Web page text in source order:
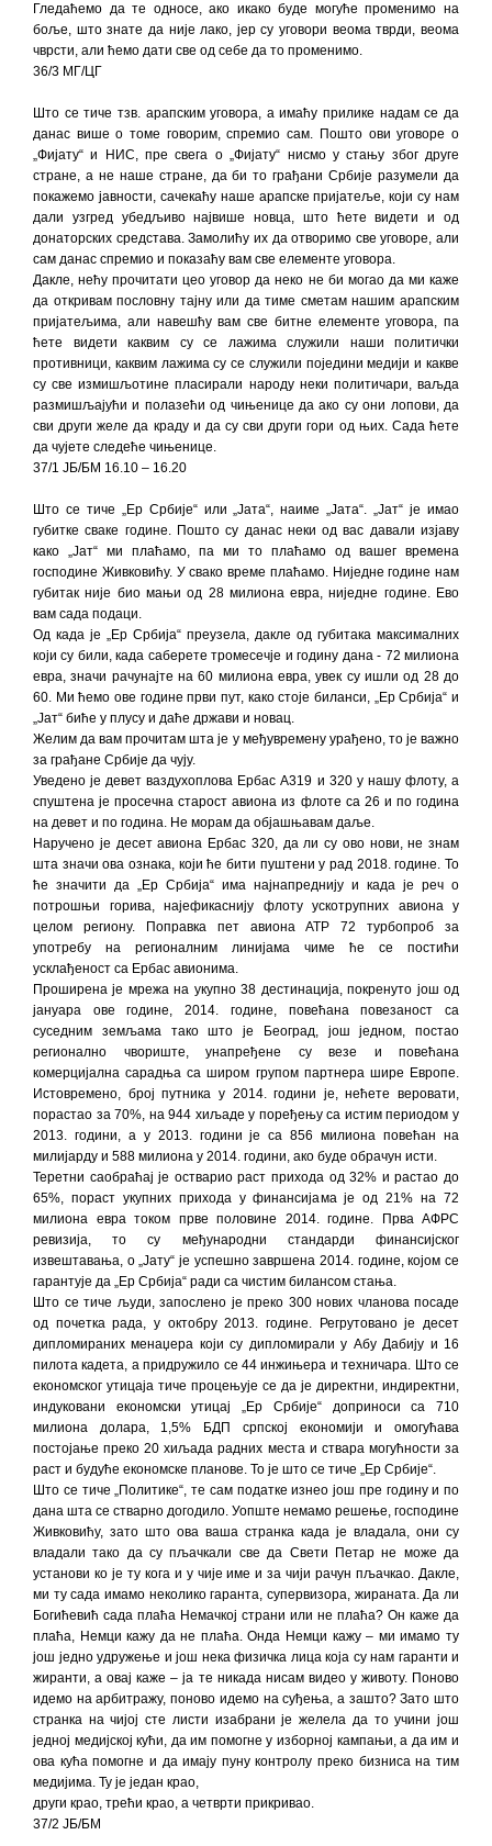
Гледаћемо да те односе, ако икако буде могуће променимо на
боље, што знате да није лако, јер су уговори веома тврди, веома
чврсти, али ћемо дати све од себе да то променимо.
36/3 МГ/ЦГ
Што се тиче тзв. арапским уговора, а имаћу прилике надам се да
данас више о томе говорим, спремио сам. Пошто ови уговоре о
„Фијату“ и НИС, пре свега о „Фијату“ нисмо у стању због друге
стране, а не наше стране, да би то грађани Србије разумели да
покажемо јавности, сачекаћу наше арапске пријатеље, који су нам
дали узгред убедљиво највише новца, што ћете видети и од
донаторских средстава. Замолићу их да отворимо све уговоре, али
сам данас спремио и показаћу вам све елементе уговора.
Дакле, нећу прочитати цео уговор да неко не би могао да ми каже
да откривам пословну тајну или да тиме сметам нашим арапским
пријатељима, али навешћу вам све битне елементе уговора, па
ћете видети каквим су се лажима служили наши политички
противници, каквим лажима су се служили поједини медији и какве
су све измишљотине пласирали народу неки политичари, ваљда
размишљајући и полазећи од чињенице да ако су они лопови, да
сви други желе да краду и да су сви други гори од њих. Сада ћете
да чујете следеће чињенице.
37/1 ЈБ/БМ 16.10 – 16.20
Што се тиче „Ер Србије“ или „Јата“, наиме „Јата“. „Јат“ је имао
губитке сваке године. Пошто су данас неки од вас давали изјаву
како „Јат“ ми плаћамо, па ми то плаћамо од вашег времена
господине Живковићу. У свако време плаћамо. Ниједне године нам
губитак није био мањи од 28 милиона евра, ниједне године. Ево
вам сада подаци.
Од када је „Ер Србија“ преузела, дакле од губитака максималних
који су били, када саберете тромесечје и годину дана - 72 милиона
евра, значи рачунајте на 60 милиона евра, увек су ишли од 28 до
60. Ми ћемо ове године први пут, како стоје биланси, „Ер Србија“ и
„Јат“ биће у плусу и даће држави и новац.
Желим да вам прочитам шта је у међувремену урађено, то је важно
за грађане Србије да чују.
Уведено је девет ваздухоплова Ербас А319 и 320 у нашу флоту, а
спуштена је просечна старост авиона из флоте са 26 и по година
на девет и по година. Не морам да објашњавам даље.
Наручено је десет авиона Ербас 320, да ли су ово нови, не знам
шта значи ова ознака, који ће бити пуштени у рад 2018. године. То
ће значити да „Ер Србија“ има најнапреднију и када је реч о
потрошњи горива, најефикаснију флоту ускотрупних авиона у
целом региону. Поправка пет авиона АТР 72 турбопроб за
употребу на регионалним линијама чиме ће се постићи
усклађеност са Ербас авионима.
Проширена је мрежа на укупно 38 дестинација, покренуто још од
јануара ове године, 2014. године, повећана повезаност са
суседним земљама тако што је Београд, још једном, постао
регионално чвориште, унапређене су везе и повећана
комерцијална сарадња са широм групом партнера шире Европе.
Истовремено, број путника у 2014. години је, нећете веровати,
порастао за 70%, на 944 хиљаде у поређењу са истим периодом у
2013. години, а у 2013. години је са 856 милиона повећан на
милијарду и 588 милиона у 2014. години, ако буде обрачун исти.
Теретни саобраћај је остварио раст прихода од 32% и растао до
65%, пораст укупних прихода у финансијама је од 21% на 72
милиона евра током прве половине 2014. године. Прва АФРС
ревизија, то су међународни стандарди финансијског
извештавања, о „Јату“ је успешно завршена 2014. године, којом се
гарантује да „Ер Србија“ ради са чистим билансом стања.
Што се тиче људи, запослено је преко 300 нових чланова посаде
од почетка рада, у октобру 2013. године. Регрутовано је десет
дипломираних менаџера који су дипломирали у Абу Дабију и 16
пилота кадета, а придружило се 44 инжињера и техничара. Што се
економског утицаја тиче процењује се да је директни, индиректни,
индуковани економски утицај „Ер Србије“ доприноси са 710
милиона долара, 1,5% БДП српској економији и омогућава
постојање преко 20 хиљада радних места и ствара могућности за
раст и будуће економске планове. То је што се тиче „Ер Србије“.
Што се тиче „Политике“, те сам податке изнео још пре годину и по
дана шта се стварно догодило. Уопште немамо решење, господине
Живковићу, зато што ова ваша странка када је владала, они су
владали тако да су пљачкали све да Свети Петар не може да
установи ко је ту кога и у чије име и за чији рачун пљачкао. Дакле,
ми ту сада имамо неколико гаранта, супервизора, жираната. Да ли
Богићевић сада плаћа Немачкој страни или не плаћа? Он каже да
плаћа, Немци кажу да не плаћа. Онда Немци кажу – ми имамо ту
још једно удружење и још нека физичка лица која су нам гаранти и
жиранти, а овај каже – ја те никада нисам видео у животу. Поново
идемо на арбитражу, поново идемо на суђења, а зашто? Зато што
странка на чијој сте листи изабрани је желела да то учини још
једној медијској кући, да им помогне у изборној кампањи, а да им и
ова кућа помогне и да имају пуну контролу преко бизниса на тим
медијима. Ту је један крао,
други крао, трећи крао, а четврти прикривао.
37/2 ЈБ/БМ